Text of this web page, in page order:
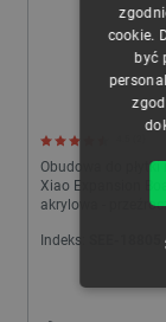
Obudowa do płytki
Xiao Expansion
akrylowa -
Indeks:
cookie.
być